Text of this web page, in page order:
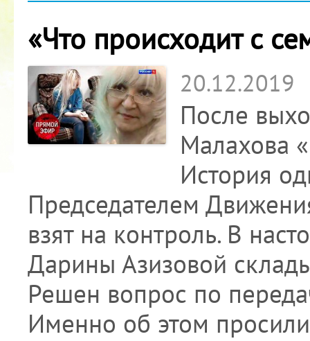
«Что происходит с
20.12.2019
После
Малахова
История
Председателем
взят на контроль. В
Дарины Азизовой
Решен вопрос по
Именно об этом